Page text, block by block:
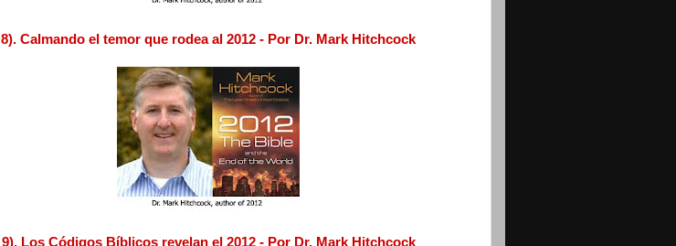
8). Calmando el temor que rodea al 2012 - Por Dr. Mark Hitchcock
9). Los Códigos Bíblicos revelan el 2012 - Por Dr. Mark Hitchcock